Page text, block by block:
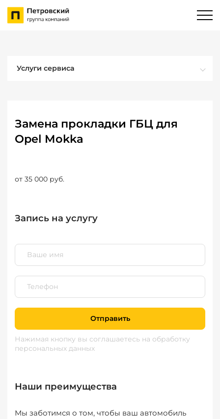
Услуги сервиса
Замена прокладки ГБЦ для
Opel Mokka
от 35 000 руб.
Запись на услугу
Отправить
Нажимая кнопку вы соглашаетесь на обработку
персональных данных
Наши преимущества
Мы заботимся о том, чтобы ваш автомобиль